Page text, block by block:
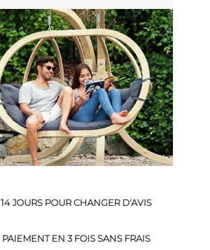
14 JOURS POUR CHANGER D'AVIS
PAIEMENT EN 3 FOIS SANS FRAIS